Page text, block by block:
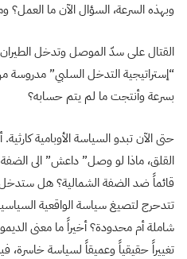
وبهذه السرعة، السؤال الآن ما العمل؟
القتال على سدّ الموصل وتدخل
“إستراتيجية التدخل السلبي” مدروسة
بسرعة وأنتجت ما لم يتم حسابه؟
حتى الآن تبدو السياسة الأوبامية
القلق، ماذا لو وصل” داعش” الى
قائماً ضد الضفة الشمالية؟ هل ستدخل
تتدحرج لتصيغ سياسة الواقعية
شاملة أم محدودة؟ أخيراً ما معنى
تغييراً حقيقياً وعميقاً لسياسة خاسرة،